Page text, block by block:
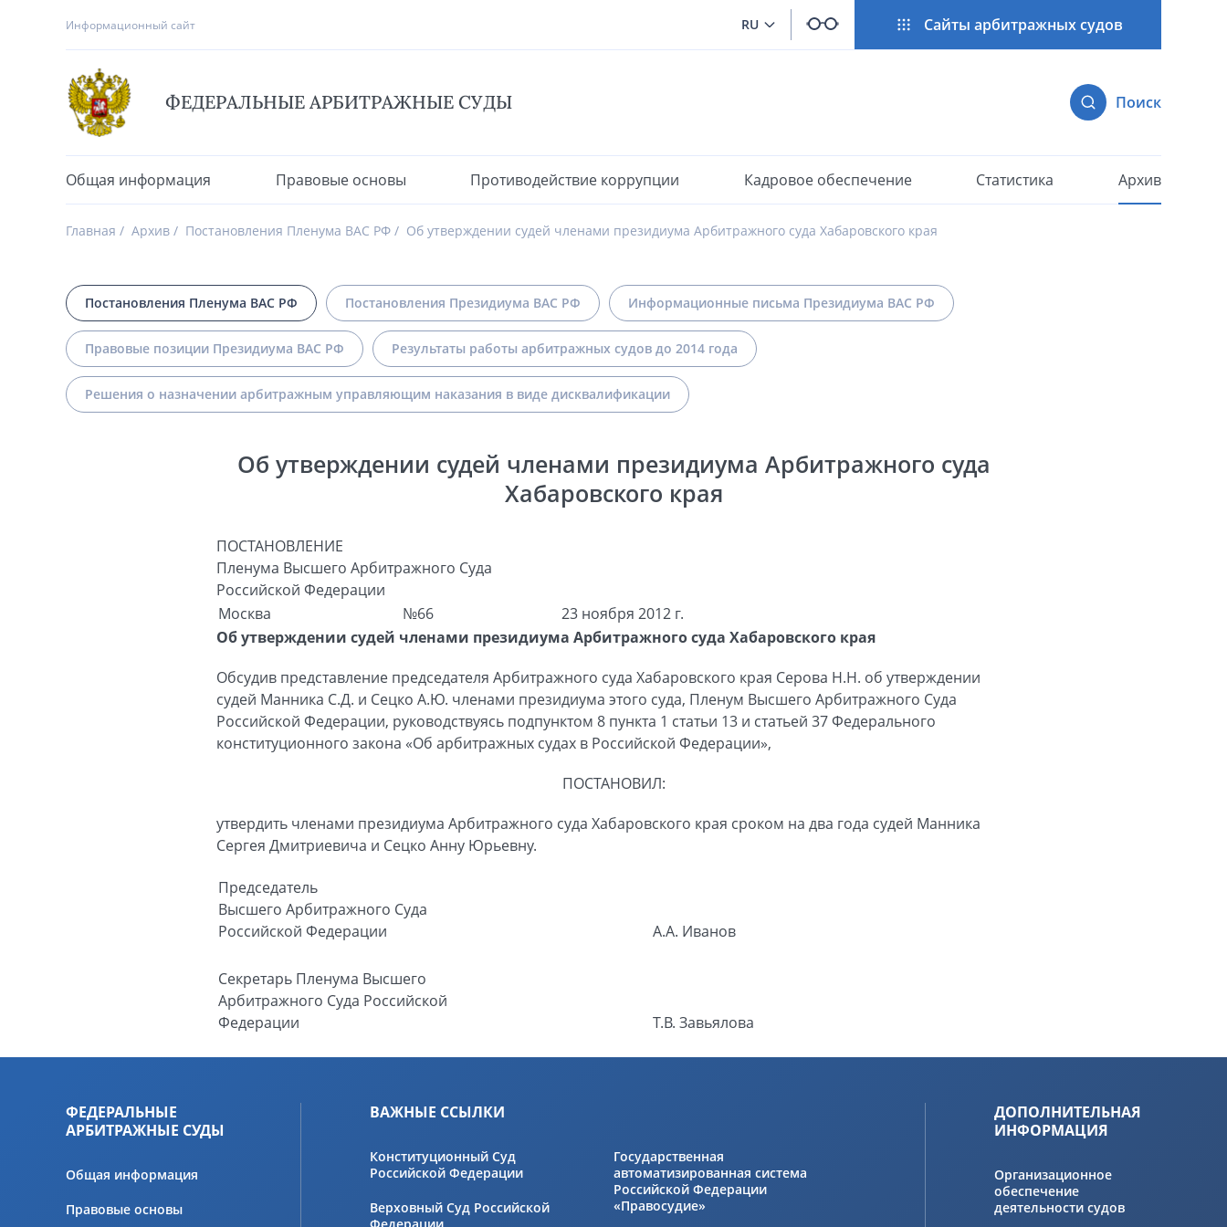
Информационный сайт RU Сайты арбитражных судов
ФЕДЕРАЛЬНЫЕ АРБИТРАЖНЫЕ СУДЫ Поиск
Общая информация Правовые основы Противодействие коррупции Кадровое обеспечение Статистика Архив
Главная Архив Постановления Пленума ВАС РФ Об утверждении судей членами президиума Арбитражного суда Хабаровского края
Постановления Пленума ВАС РФ Постановления Президиума ВАС РФ Информационные письма Президиума ВАС РФ
Правовые позиции Президиума ВАС РФ Результаты работы арбитражных судов до 2014 года
Решения о назначении арбитражным управляющим наказания в виде дисквалификации
Об утверждении судей членами президиума Арбитражного суда
Хабаровского края
ПОСТАНОВЛЕНИЕ
Пленума Высшего Арбитражного Суда
Российской Федерации
Москва
№66
23 ноября 2012 г.
Об утверждении судей членами президиума Арбитражного суда Хабаровского края
Обсудив представление председателя Арбитражного суда Хабаровского края Серова Н.Н. об утверждении
судей Манника С.Д. и Сецко А.Ю. членами президиума этого суда, Пленум Высшего Арбитражного Суда
Российской Федерации, руководствуясь подпунктом 8 пункта 1 статьи 13 и статьей 37 Федерального
конституционного закона «Об арбитражных судах в Российской Федерации»,
ПОСТАНОВИЛ:
утвердить членами президиума Арбитражного суда Хабаровского края сроком на два года судей Манника
Сергея Дмитриевича и Сецко Анну Юрьевну.
Председатель
Высшего Арбитражного Суда
Российской Федерации
А.А. Иванов
Секретарь Пленума Высшего
Арбитражного Суда Российской
Федерации
Т.В. Завьялова
ФЕДЕРАЛЬНЫЕ
АРБИТРАЖНЫЕ СУДЫ
Общая информация
Правовые основы
ВАЖНЫЕ ССЫЛКИ
Конституционный Суд
Российской Федерации
Верховный Суд Российской
Государственная
автоматизированная система
Российской Федерации
«Правосудие»
ДОПОЛНИТЕЛЬНАЯ
ИНФОРМАЦИЯ
Организационное
обеспечение
деятельности судов